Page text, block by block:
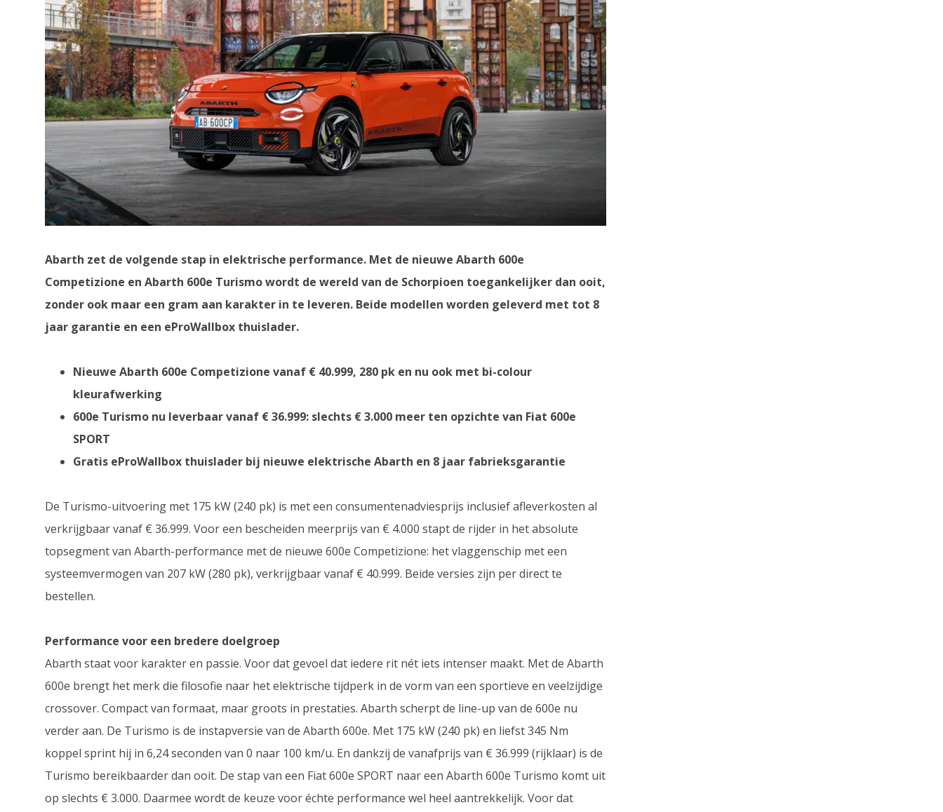
Abarth zet de volgende stap in elektrische performance. Met de nieuwe Abarth 600e
Competizione en Abarth 600e Turismo wordt de wereld van de Schorpioen toegankelijker dan ooit,
zonder ook maar een gram aan karakter in te leveren. Beide modellen worden geleverd met tot 8
jaar garantie en een eProWallbox thuislader.
Nieuwe Abarth 600e Competizione vanaf € 40.999, 280 pk en nu ook met bi-colour
kleurafwerking
600e Turismo nu leverbaar vanaf € 36.999: slechts € 3.000 meer ten opzichte van Fiat 600e
SPORT
Gratis eProWallbox thuislader bij nieuwe elektrische Abarth en 8 jaar fabrieksgarantie
De Turismo-uitvoering met 175 kW (240 pk) is met een consumentenadviesprijs inclusief afleverkosten al
verkrijgbaar vanaf € 36.999. Voor een bescheiden meerprijs van € 4.000 stapt de rijder in het absolute
topsegment van Abarth-performance met de nieuwe 600e Competizione: het vlaggenschip met een
systeemvermogen van 207 kW (280 pk), verkrijgbaar vanaf € 40.999. Beide versies zijn per direct te
bestellen.
Performance voor een bredere doelgroep
Abarth staat voor karakter en passie. Voor dat gevoel dat iedere rit nét iets intenser maakt. Met de Abarth
600e brengt het merk die filosofie naar het elektrische tijdperk in de vorm van een sportieve en veelzijdige
crossover. Compact van formaat, maar groots in prestaties. Abarth scherpt de line-up van de 600e nu
verder aan. De Turismo is de instapversie van de Abarth 600e. Met 175 kW (240 pk) en liefst 345 Nm
koppel sprint hij in 6,24 seconden van 0 naar 100 km/u. En dankzij de vanafprijs van € 36.999 (rijklaar) is de
Turismo bereikbaarder dan ooit. De stap van een Fiat 600e SPORT naar een Abarth 600e Turismo komt uit
op slechts € 3.000. Daarmee wordt de keuze voor échte performance wel heel aantrekkelijk. Voor dat